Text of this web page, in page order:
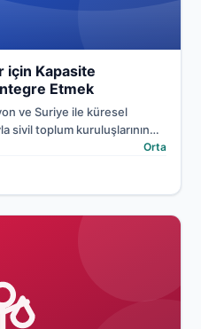
için Kapasite
Etmek
ve Suriye ile küresel
sivil toplum kuruluşlarının
Orta